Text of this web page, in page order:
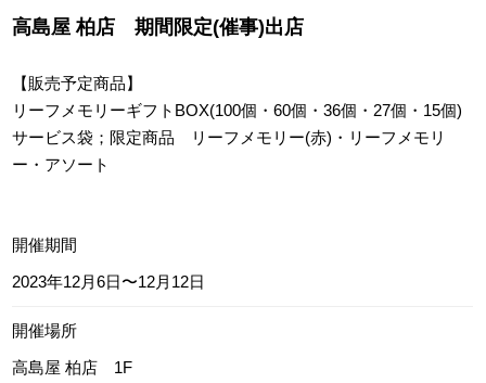
高島屋 柏店 期間限定(催事)出店
【販売予定商品】
リーフメモリーギフトBOX(100個・60個・36個・27個・15個)
サービス袋；限定商品 リーフメモリー(赤)・リーフメモリ
ー・アソート
開催期間
2023年12月6日〜12月12日
開催場所
高島屋 柏店 1F